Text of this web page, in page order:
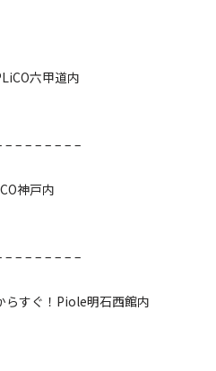
六甲道内
– – – – – – – –
神戸内
– – – – – – – –
らすぐ！Piole明石西館内